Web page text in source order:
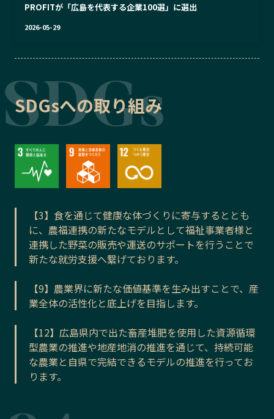
PROFITが「広島を代表する企業100選」に選出
2026-05-29
SDGsへの取り組み
【3】食を通じて健康な体づくりに寄与するととも
に、農福連携の新たなモデルとして福祉事業者様と
連携した野菜の販売や運送のサポートを行うことで
新たな就労支援へ繋げております。
【9】農業界に新たな価値基準を生み出すことで、産
業全体の活性化と底上げを目指します。
【12】広島県内で出た畜産堆肥を使用した資源循環
型農業の推進や地産地消の推進を通じて、持続可能
な農業と自県で完結できるモデルの推進を行ってお
ります。